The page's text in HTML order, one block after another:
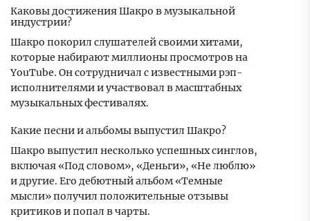
Каковы достижения Шакро в музыкальной
индустрии?
Шакро покорил слушателей своими хитами,
которые набирают миллионы просмотров на
YouTube. Он сотрудничал с известными рэп-
исполнителями и участвовал в масштабных
музыкальных фестивалях.
Какие песни и альбомы выпустил Шакро?
Шакро выпустил несколько успешных синглов,
включая «Под словом», «Деньги», «Не люблю»
и другие. Его дебютный альбом «Темные
мысли» получил положительные отзывы
критиков и попал в чарты.